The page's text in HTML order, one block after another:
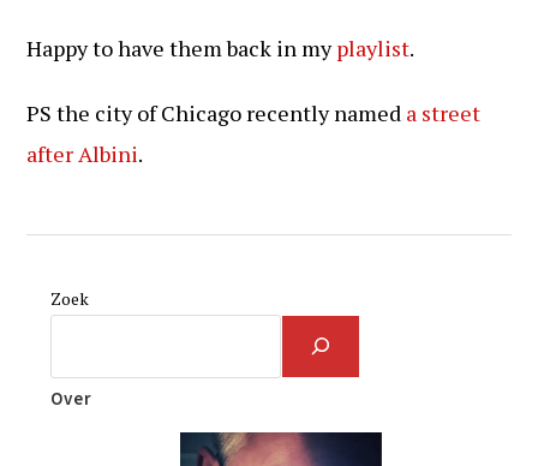
Happy to have them back in myplaylist.
PS the city of Chicago recently named a street
after Albini.
Zoek
Over